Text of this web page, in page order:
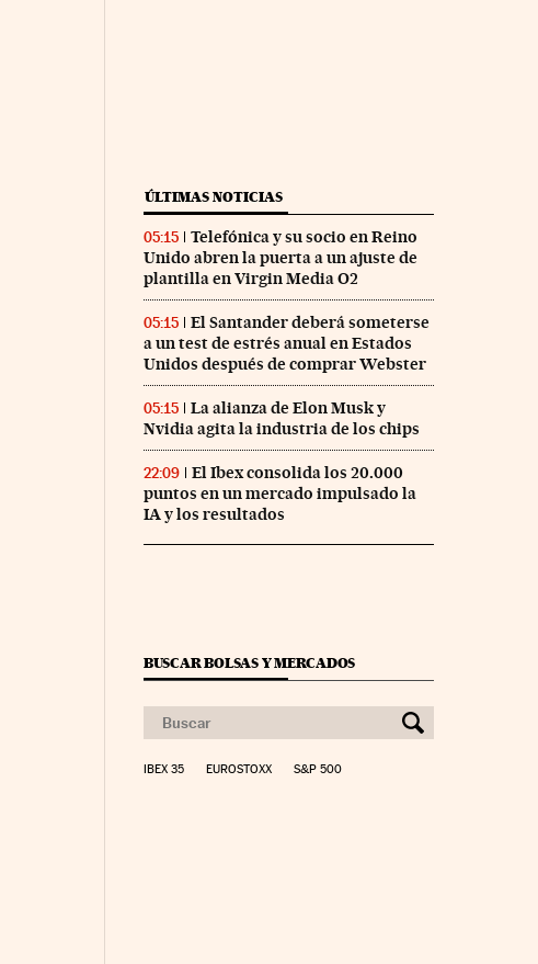
ÚLTIMAS NOTICIAS
05:15
Telefónica y su socio en Reino
Unido abren la puerta a un ajuste de
plantilla en Virgin Media O2
05:15
El Santander deberá someterse
a un test de estrés anual en Estados
Unidos después de comprar Webster
05:15
La alianza de Elon Musk y
Nvidia agita la industria de los chips
22:09
El Ibex consolida los 20.000
puntos en un mercado impulsado la
IA y los resultados
BUSCAR BOLSAS Y MERCADOS
IBEX 35 EUROSTOXX S&P 500